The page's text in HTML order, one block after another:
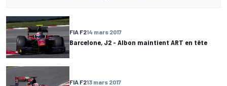
FIA F214 mars 2017
Barcelone, J2 - Albon maintient ART en tête
FIA F213 mars 2017